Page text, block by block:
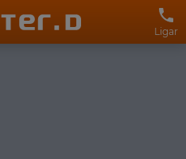
Ligar